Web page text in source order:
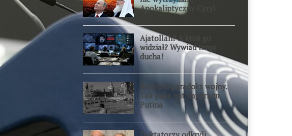
Apokaliptyczny Cyryl
przesadził
Ajatollah? A ktoś go
widział? Wywiad tropi
ducha!
Rosyjski paradoks wojny.
Tak pęka mit imperium
Putina